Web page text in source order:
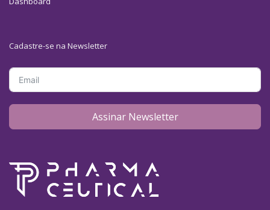
Cadastre-se na Newsletter
Assinar Newsletter